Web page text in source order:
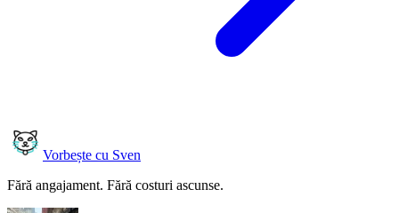
Vorbește cu Sven
Fără angajament. Fără costuri ascunse.